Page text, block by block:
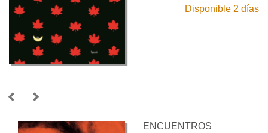
Disponible 2 días
ENCUENTROS